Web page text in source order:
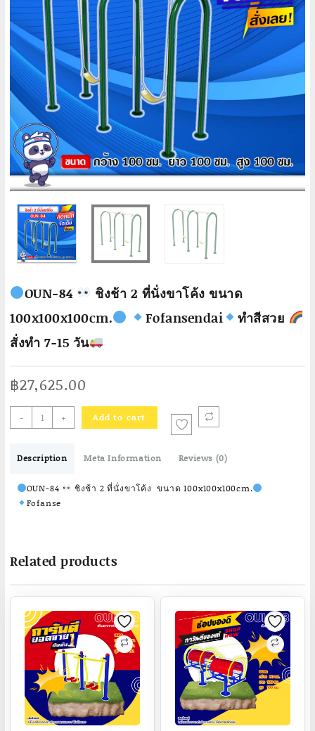
OUN-84
ชิงช้า 2 ที่นั่งขาโค้ง ขนาด
100x100x100cm.
Fofansendai
ทำสีสวย
สั่งทำ 7-15 วัน
฿27,625.00
-
OUN-
2
ที่
ขนาด
Fofansendai
สวย
สั่ง
ทำ
+ Add to cart
Description Meta Information Reviews (0)
OUN-84
ชิงช้า 2 ที่นั่งขาโค้ง ขนาด 100x100x100cm.
Fofanse
Related products